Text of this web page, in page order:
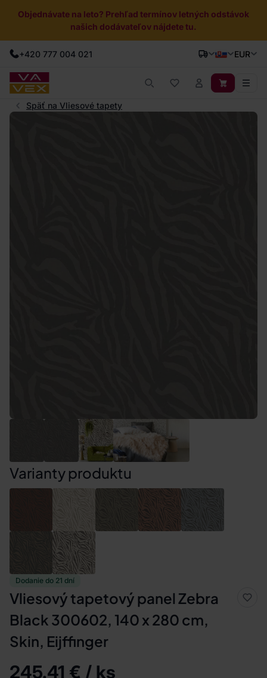
Objednávate na leto? Prehľad termínov letných odstávok
našich dodávateľov nájdete tu.
+420 777 004 021 EUR
Späť na Vliesové tapety
Dodanie do 21 dní
Vliesový tapetový panel Zebra
Black 300602, 140 x 280 cm,
Skin, Eijffinger
245.41 € / ks
Varianty produktu